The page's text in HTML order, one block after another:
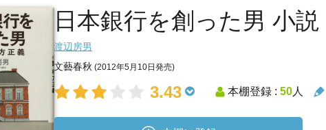
日本銀行を創った男 小
渡辺房男
文藝春秋 (2012年5月10日発売)
3.43 本棚登録 : 50人